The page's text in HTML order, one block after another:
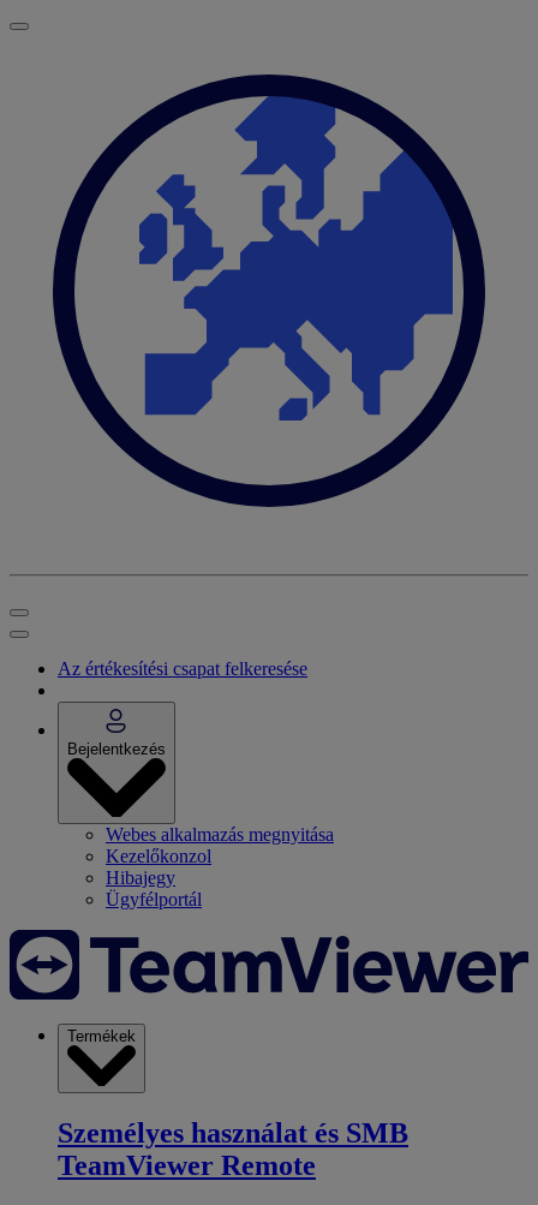
Az értékesítési csapat felkeresése
Bejelentkezés
Webes alkalmazás megnyitása
Kezelőkonzol
Hibajegy
Ügyfélportál
Termékek
Személyes használat és SMB
TeamViewer Remote